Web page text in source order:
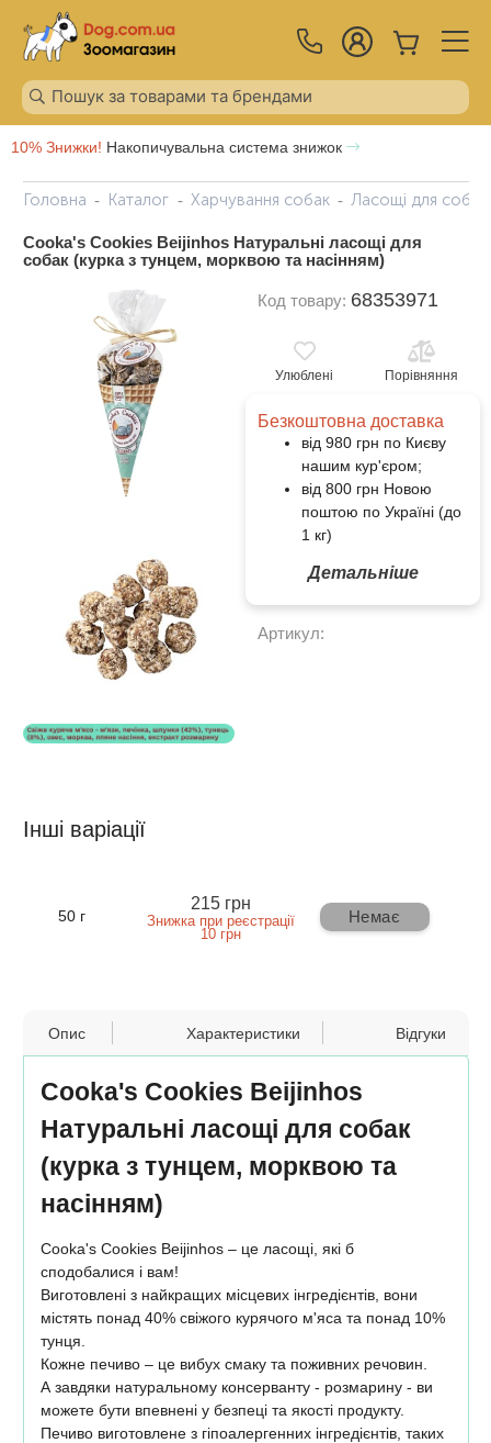
10% Знижки! Накопичувальна система знижок
Головна Каталог Харчування собак Ласощі для собак
Cooka's Cookies Beijinhos Натуральні ласощі для
собак (курка з тунцем, морквою та насінням)
Код товару: 68353971
Улюблені Порівняння
Безкоштовна доставка
від 980 грн по Києву
нашим кур'єром;
від 800 грн Новою
поштою по Україні (до
1 кг)
Детальніше
Артикул:
Інші варіації
50 г
215 грн
Знижка при реєстрації
10 грн
Немає
Опис Характеристики Відгуки
Cooka's Cookies Beijinhos
Натуральні ласощі для собак
(курка з тунцем, морквою та
насінням)
Cooka's Cookies Beijinhos – це ласощі, які б
сподобалися і вам!
Виготовлені з найкращих місцевих інгредієнтів, вони
містять понад 40% свіжого курячого м'яса та понад 10%
тунця.
Кожне печиво – це вибух смаку та поживних речовин.
А завдяки натуральному консерванту - розмарину - ви
можете бути впевнені у безпеці та якості продукту.
Печиво виготовлене з гіпоалергенних інгредієнтів, таких